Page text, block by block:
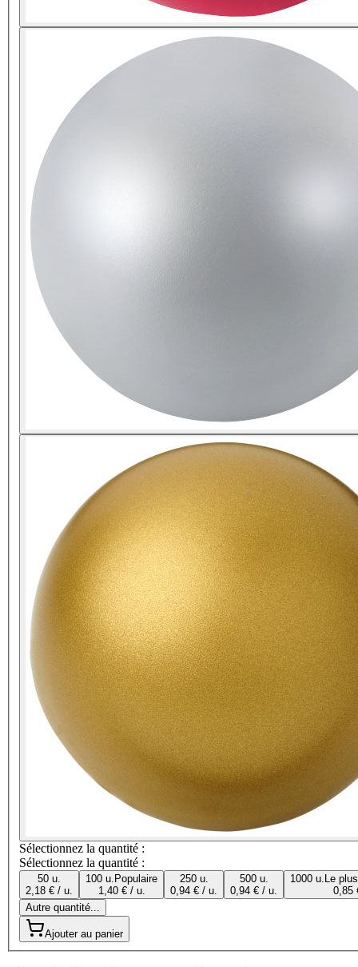
Sélectionnez la quantité :
Sélectionnez la quantité :
50 u.
2,18 € / u.
100 u. Populaire
1,40 € / u.
250 u.
0,94 € / u.
500 u.
0,94 € / u.
1000 u. Le
0,85
Autre quantité...
Ajouter au panier